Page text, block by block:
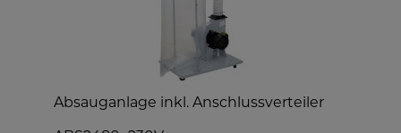
Absauganlage inkl. Anschlussverteiler